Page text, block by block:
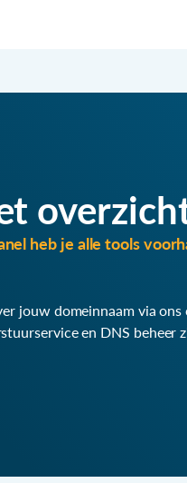
heb je alle tools
jouw domeinnaam via ons
en DNS beheer